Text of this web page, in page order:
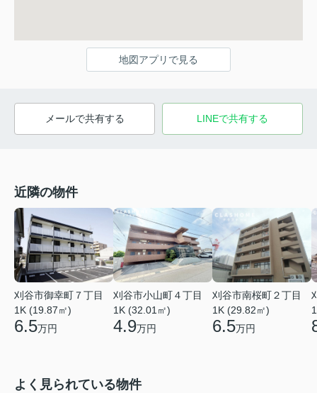
地図アプリで見る
メールで共有する LINEで共有する
近隣の物件
刈谷市御幸町７丁目
1K (19.87㎡)
6.5万円
刈谷市小山町４丁目
1K (32.01㎡)
4.9万円
刈谷市南桜町２丁目
1K (29.82㎡)
6.5万円
よく見られている物件